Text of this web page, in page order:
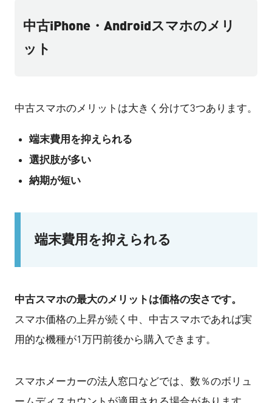
中古iPhone・Androidスマホのメリ
ット
中古スマホのメリットは大きく分けて3つあります。
端末費用を抑えられる
選択肢が多い
納期が短い
端末費用を抑えられる
中古スマホの最大のメリットは価格の安さです。
スマホ価格の上昇が続く中、中古スマホであれば実
用的な機種が1万円前後から購入できます。
スマホメーカーの法人窓口などでは、数％のボリュ